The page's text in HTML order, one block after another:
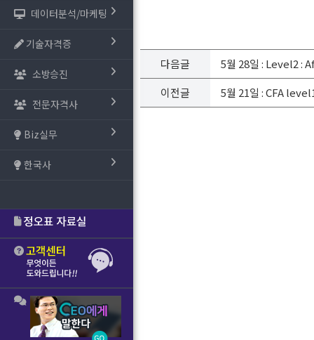
데이터분석/마케팅
기술자격증
소방승진
전문자격사
Biz실무
한국사
다음글
5월 28일 : Level2 :
이전글
5월 21일 : CFA